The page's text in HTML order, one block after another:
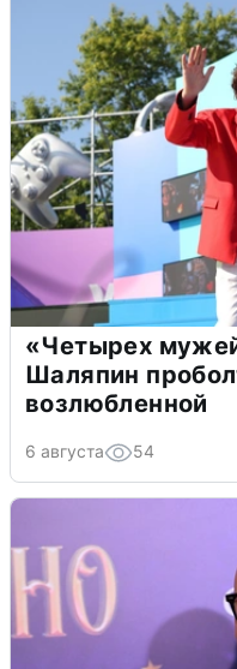
«Четырех
Шаляпин
возлюбленной
6 августа 54